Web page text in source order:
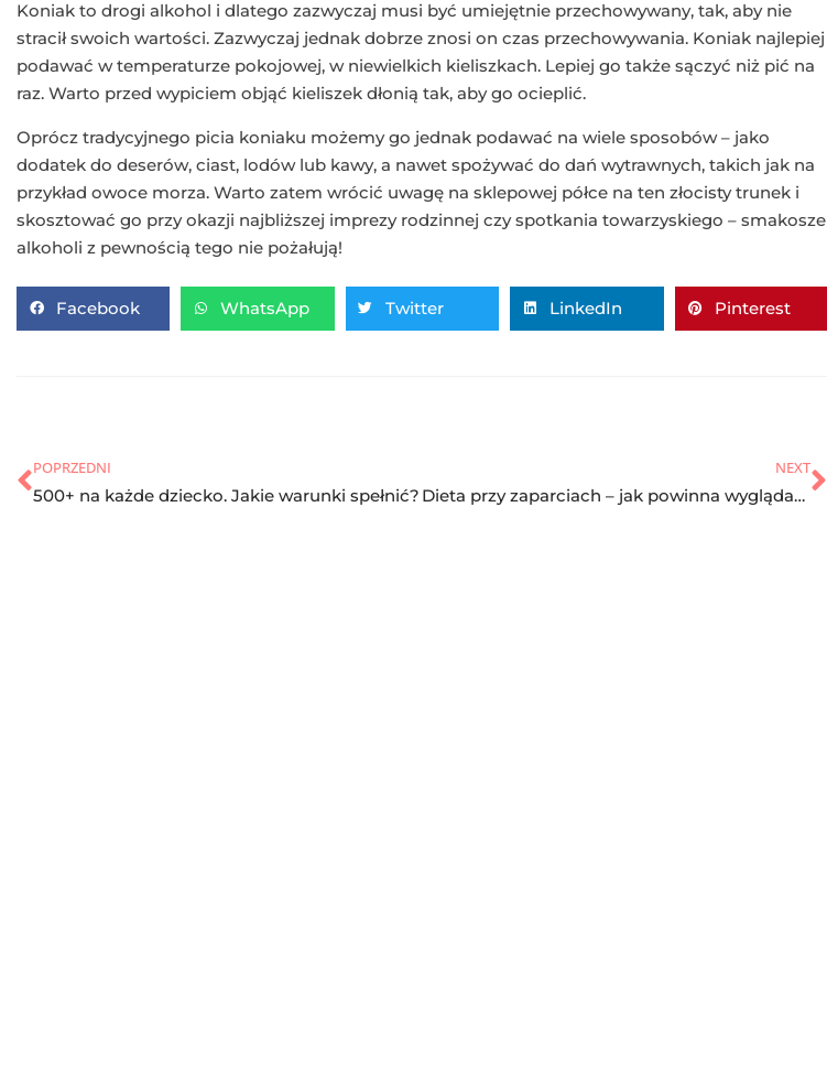
Koniak to drogi alkohol i dlatego zazwyczaj musi być umiejętnie przechowywany, tak, aby nie
stracił swoich wartości. Zazwyczaj jednak dobrze znosi on czas przechowywania. Koniak najlepiej
podawać w temperaturze pokojowej, w niewielkich kieliszkach. Lepiej go także sączyć niż pić na
raz. Warto przed wypiciem objąć kieliszek dłonią tak, aby go ocieplić.
Oprócz tradycyjnego picia koniaku możemy go jednak podawać na wiele sposobów – jako
dodatek do deserów, ciast, lodów lub kawy, a nawet spożywać do dań wytrawnych, takich jak na
przykład owoce morza. Warto zatem wrócić uwagę na sklepowej półce na ten złocisty trunek i
skosztować go przy okazji najbliższej imprezy rodzinnej czy spotkania towarzyskiego – smakosze
alkoholi z pewnością tego nie pożałują!
Facebook WhatsApp Twitter LinkedIn Pinterest
POPRZEDNI
500+ na każde dziecko. Jakie warunki spełnić?
NEXT
Dieta przy zaparciach – jak powinna wyglądać?